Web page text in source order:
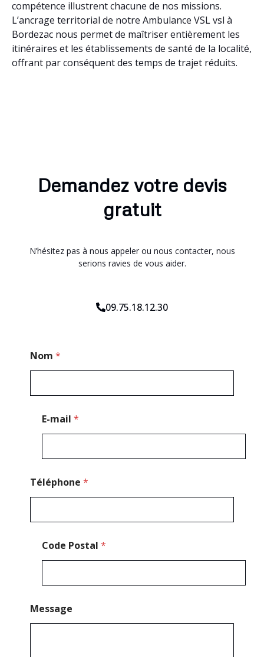
compétence illustrent chacune de nos missions.
L’ancrage territorial de notre Ambulance VSL vsl à
Bordezac nous permet de maîtriser entièrement les
itinéraires et les établissements de santé de la localité,
offrant par conséquent des temps de trajet réduits.
Demandez votre devis
gratuit
N’hésitez pas à nous appeler ou nous contacter, nous
serions ravies de vous aider.
09.75.18.12.30
Nom *
E-mail *
Téléphone *
Code Postal *
Message